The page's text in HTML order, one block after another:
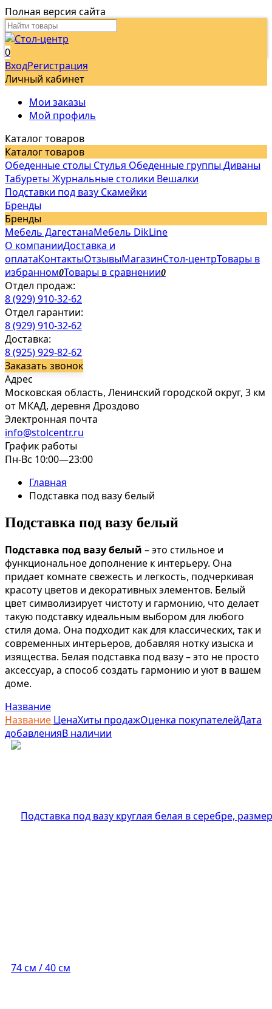
Полная версия сайта
0
ВходРегистрация
Личный кабинет
Мои заказы
Мой профиль
Каталог товаров
Каталог товаров
Обеденные столы Стулья Обеденные группыДиваны
ТабуретыЖурнальные столики Вешалки
Подставки под вазу Скамейки
Бренды
Бренды
Мебель ДагестанаМебель DikLine
О компанииДоставка и
оплатаКонтактыОтзывыМагазинСтол-центрТовары в
избранном0Товары в сравнении0
Отдел продаж:
8 (929) 910-32-62
Отдел гарантии:
8 (929) 910-32-62
Доставка:
8 (925) 929-82-62
Заказать звонок
Адрес
Московская область, Ленинский городской округ, 3 км
от МКАД, деревня Дроздово
Электронная почта
info@stolcentr.ru
График работы
Пн-Вс 10:00—23:00
Главная
Подставка под вазу белый
Подставка под вазу белый
Подставка под вазу белый – это стильное и
функциональное дополнение к интерьеру. Она
придает комнате свежесть и легкость, подчеркивая
красоту цветов и декоративных элементов. Белый
цвет символизирует чистоту и гармонию, что делает
такую подставку идеальным выбором для любого
стиля дома. Она подходит как для классических, так и
современных интерьеров, добавляя нотку изыска и
изящества. Белая подставка под вазу – это не просто
аксессуар, а способ создать гармонию и уют в вашем
доме.
Название
Название ЦенаХиты продажОценка покупателейДата
добавленияВ наличии